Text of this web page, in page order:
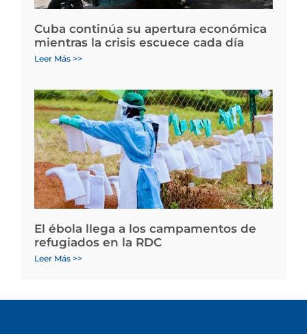
Cuba continúa su apertura económica
mientras la crisis escuece cada día
Leer Más >>
El ébola llega a los campamentos de
refugiados en la RDC
Leer Más >>